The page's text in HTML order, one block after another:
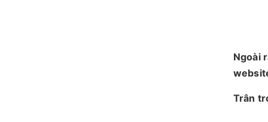
Ngoài
Trân